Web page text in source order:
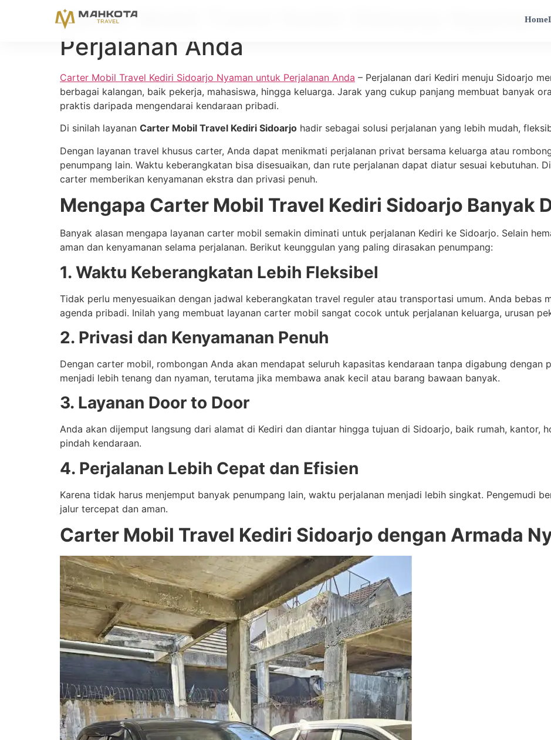
Home
Carter Mobil Travel Kediri Sidoarjo
Perjalanan Anda
Carter Mobil Travel Kediri Sidoarjo Nyaman untuk Perjalanan Anda – Perjalanan dari Kediri menuju Sidoarjo
berbagai kalangan, baik pekerja, mahasiswa, hingga keluarga. Jarak yang cukup panjang membuat banyak
praktis daripada mengendarai kendaraan pribadi.
Di sinilah layanan Carter Mobil Travel Kediri Sidoarjo hadir sebagai solusi perjalanan yang lebih mudah,
Dengan layanan travel khusus carter, Anda dapat menikmati perjalanan privat bersama keluarga atau
penumpang lain. Waktu keberangkatan bisa disesuaikan, dan rute perjalanan dapat diatur sesuai kebutuhan.
carter memberikan kenyamanan ekstra dan privasi penuh.
Mengapa Carter Mobil Travel Kediri Sidoarjo Banyak
Banyak alasan mengapa layanan carter mobil semakin diminati untuk perjalanan Kediri ke Sidoarjo. Selain
aman dan kenyamanan selama perjalanan. Berikut keunggulan yang paling dirasakan penumpang:
1. Waktu Keberangkatan Lebih Fleksibel
Tidak perlu menyesuaikan dengan jadwal keberangkatan travel reguler atau transportasi umum. Anda bebas
agenda pribadi. Inilah yang membuat layanan carter mobil sangat cocok untuk perjalanan keluarga, urusan
2. Privasi dan Kenyamanan Penuh
Dengan carter mobil, rombongan Anda akan mendapat seluruh kapasitas kendaraan tanpa digabung dengan
menjadi lebih tenang dan nyaman, terutama jika membawa anak kecil atau barang bawaan banyak.
3. Layanan Door to Door
Anda akan dijemput langsung dari alamat di Kediri dan diantar hingga tujuan di Sidoarjo, baik rumah, kantor,
pindah kendaraan.
4. Perjalanan Lebih Cepat dan Efisien
Karena tidak harus menjemput banyak penumpang lain, waktu perjalanan menjadi lebih singkat. Pengemudi
jalur tercepat dan aman.
Carter Mobil Travel Kediri Sidoarjo dengan Armada